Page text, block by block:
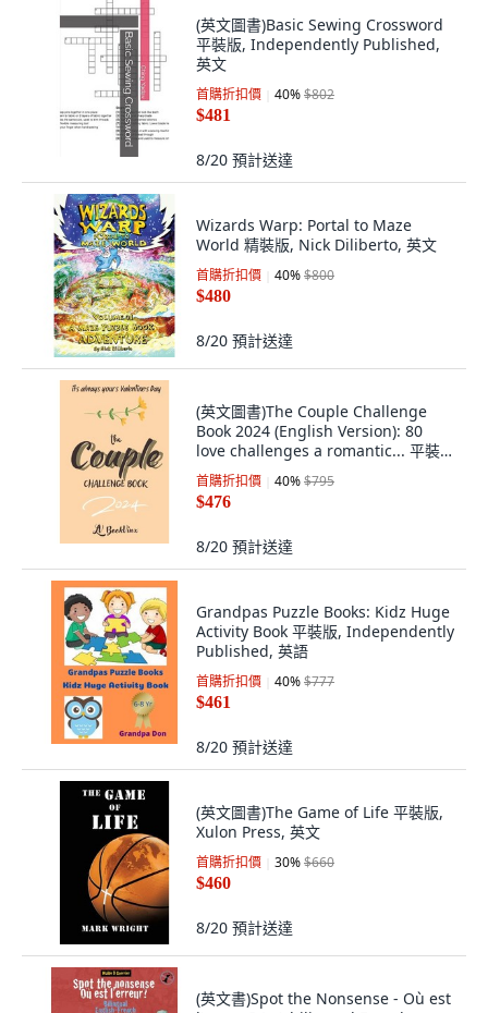
(英文圖書)Basic Sewing Crossword
平裝版, Independently Published,
英文
首購折扣價 40%$802
$481
8/20 預計送達
Wizards Warp: Portal to Maze
World 精裝版, Nick Diliberto, 英文
首購折扣價 40%$800
$480
8/20 預計送達
(英文圖書)The Couple Challenge
Book 2024 (English Version): 80
love challenges a romantic... 平裝
版, Independently Published, 英文
首購折扣價 40%$795
$476
8/20 預計送達
Grandpas Puzzle Books: Kidz Huge
Activity Book 平裝版, Independently
Published, 英語
首購折扣價 40%$777
$461
8/20 預計送達
(英文圖書)The Game of Life 平裝版,
Xulon Press, 英文
首購折扣價 30%$660
$460
8/20 預計送達
(英文書)Spot the Nonsense - Où est